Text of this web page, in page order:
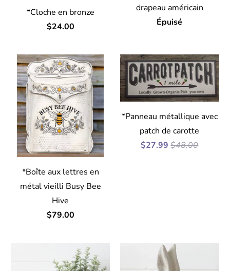
*Cloche en bronze
$24.00
drapeau américain
Épuisé
*Boîte aux lettres en
métal vieilli Busy Bee
Hive
$79.00
*Panneau métallique avec
patch de carotte
$27.99$48.00